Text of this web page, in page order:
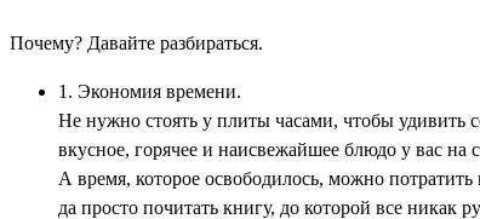
Почему? Давайте разбираться.
1. Экономия времени.
Не нужно стоять у плиты часами, чтобы удивить
вкусное, горячее и наисвежайшее блюдо у вас на
А время, которое освободилось, можно потратить
да просто почитать книгу, до которой все никак